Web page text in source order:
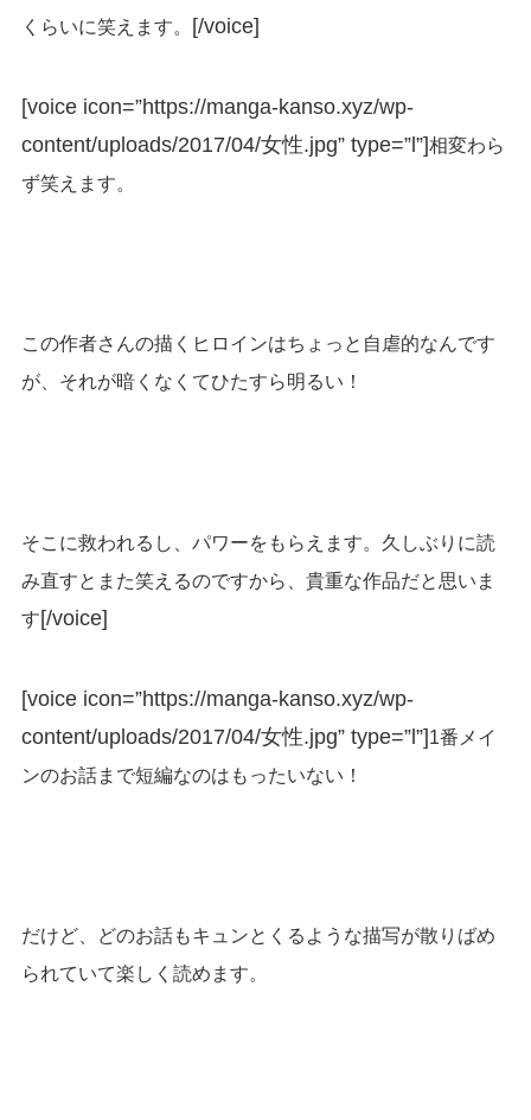
くらいに笑えます。 [/voice]
[voice icon=”https://manga-kanso.xyz/wp-
content/uploads/2017/04/女性.jpg” type=”l”]相変わら
ず笑えます。
この作者さんの描くヒロインはちょっと自虐的なんです
が、それが暗くなくてひたすら明るい！
そこに救われるし、パワーをもらえます。久しぶりに読
み直すとまた笑えるのですから、貴重な作品だと思いま
す[/voice]
[voice icon=”https://manga-kanso.xyz/wp-
content/uploads/2017/04/女性.jpg” type=”l”]1番メイ
ンのお話まで短編なのはもったいない！
だけど、どのお話もキュンとくるような描写が散りばめ
られていて楽しく読めます。